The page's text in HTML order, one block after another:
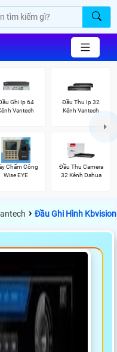
Ghi Ip 64
Vantech
Đầu Thu Ip 32
Kênh Vantech
Chấm Công
Wise EYE
Đầu Thu Camera
32 Kênh Dahua
› Đầu Ghi Hình